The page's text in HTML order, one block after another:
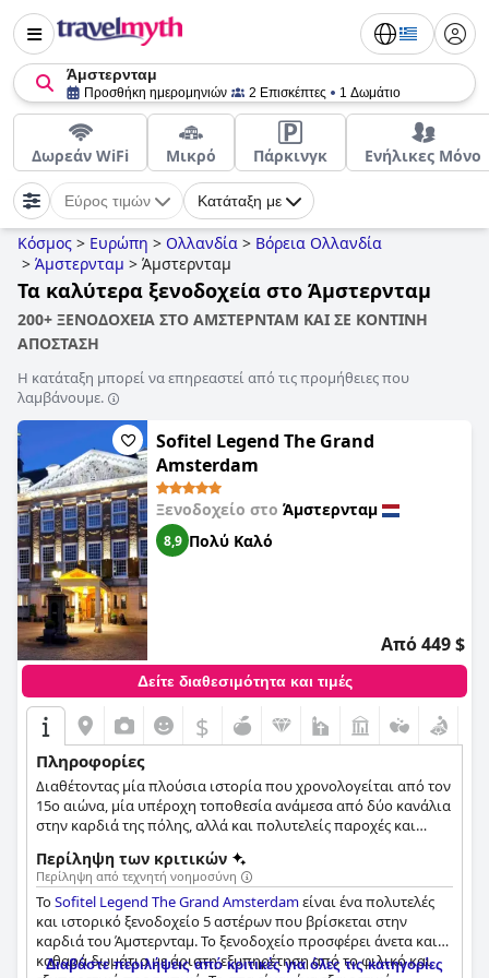
Άμστερνταμ
Προσθήκη ημερομηνιών 2 Επισκέπτες 1 Δωμάτιο
Δωρεάν WiFi Μικρό Πάρκινγκ Ενήλικες Μόνο
Εύρος τιμών Κατάταξη με
Κόσμος > Ευρώπη > Ολλανδία > Βόρεια Ολλανδία
> Άμστερνταμ > Άμστερνταμ
Τα καλύτερα ξενοδοχεία στο Άμστερνταμ
200+ ΞΕΝΟΔΟΧΕΙΑ ΣΤΟ ΑΜΣΤΕΡΝΤΑΜ ΚΑΙ ΣΕ ΚΟΝΤΙΝΗ
ΑΠΟΣΤΑΣΗ
Η κατάταξη μπορεί να επηρεαστεί από τις προμήθειες που
λαμβάνουμε.
Sofitel Legend The Grand
Amsterdam
Ξενοδοχείο στο Άμστερνταμ
8,9 Πολύ Καλό
Από 449 $
Δείτε διαθεσιμότητα και τιμές
$
Πληροφορίες
Διαθέτοντας μία πλούσια ιστορία που χρονολογείται από τον
15ο αιώνα, μία υπέροχη τοποθεσία ανάμεσα από δύο κανάλια
στην καρδιά της πόλης, αλλά και πολυτελείς παροχές και
για έναν εξαιρετικό προορισμό για κάθε επισκέπτη που
επιθυμεί να ζήσει την εμπειρία μιας πολυτελούς και στιλάτης
διαμονής στην πόλη. Εκτός από τη διαμονή, οι επισκέπτες
μπορούν επίσης να απολαύσουν γκουρμέ πιάτα,
αναζωογονητικές περιποιήσεις σπα, καθώς και 19 αίθουσες
συνεδρίων και εκδηλώσεων που θα κάνουν τη διαμονή κάθε
Περίληψη των κριτικών
Περίληψη από τεχνητή νοημοσύνη
ΤοSofitel Legend The Grand Amsterdamείναι ένα πολυτελές
και ιστορικό ξενοδοχείο 5 αστέρων που βρίσκεται στην
καρδιά του Άμστερνταμ. Το ξενοδοχείο προσφέρει άνετα και
καθαρά δωμάτια με άριστη εξυπηρέτηση από το φιλικό και
Διαβάστε περιλήψεις από κριτικές για όλες τις κατηγορίες